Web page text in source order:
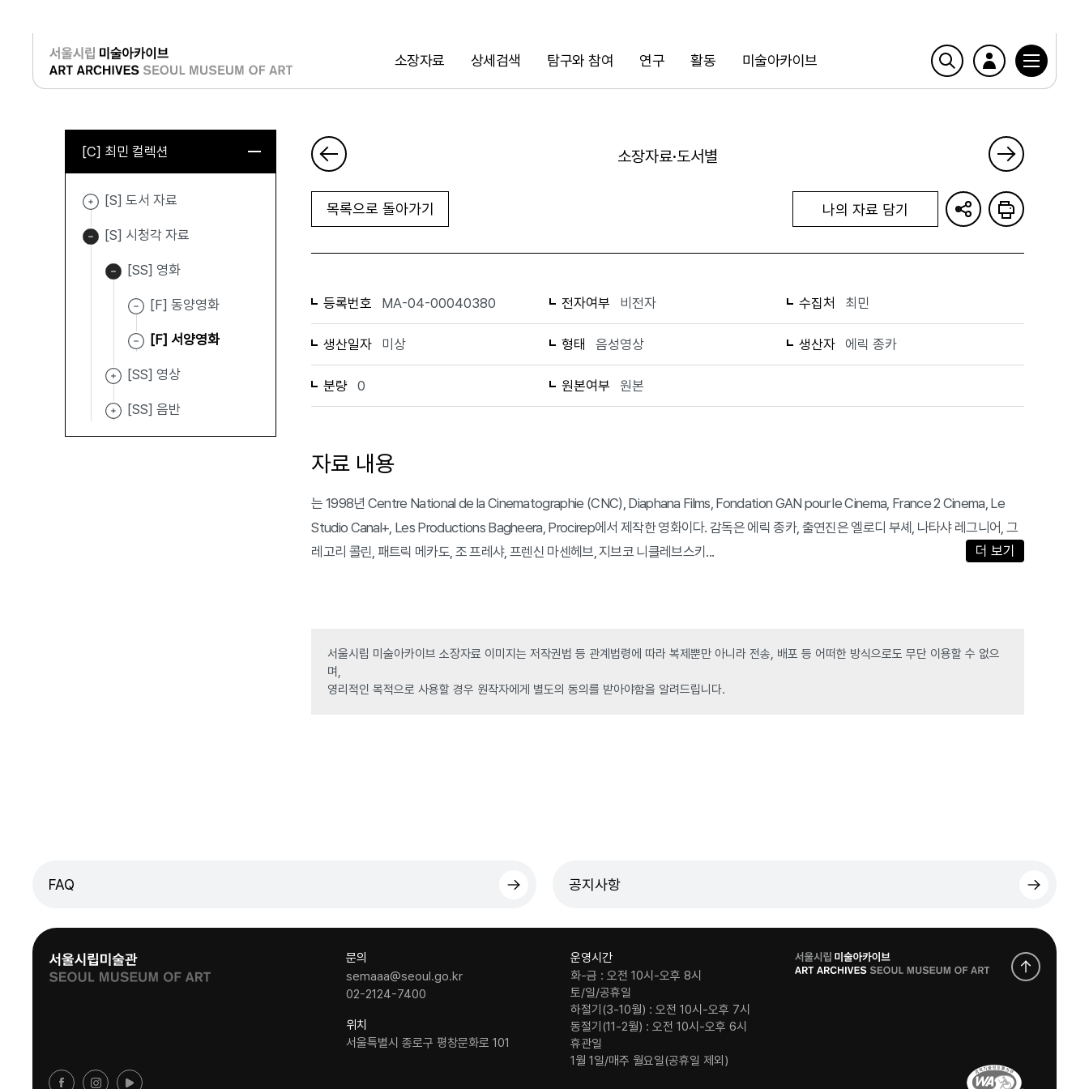
소장자료 상세검색 탐구와 참여 연구 활동 미술아카이브
검색
로그인
[C] 최민 컬렉션
[S] 도서 자료
[S] 시청각 자료
[SS] 영화
[F] 동양영화
[F] 서양영화
[SS] 영상
[SS] 음반
소장자료·도서별
목록으로 돌아가기 나의 자료 담기
등록번호 MA-04-00040380 전자여부 비전자 수집처 최민
생산일자 미상 형태 음성영상 생산자 에릭 종카
분량 0 원본여부 원본
자료 내용
는 1998년 Centre National de la Cinematographie (CNC), Diaphana Films, Fondation GAN pour le Cinema, France 2 Cinema, Le
Studio Canal+, Les Productions Bagheera, Procirep에서 제작한 영화이다. 감독은 에릭 종카, 출연진은 엘로디 부셰, 나타샤 레그니어, 그
레고리 콜린, 패트릭 메카도, 조 프레샤, 프렌신 마센헤브, 지브코 니클레브스키...
더 보기
서울시립 미술아카이브 소장자료 이미지는 저작권법 등 관계법령에 따라 복제뿐만 아니라 전송, 배포 등 어떠한 방식으로도 무단 이용할 수 없으
며,
영리적인 목적으로 사용할 경우 원작자에게 별도의 동의를 받아야함을 알려드립니다.
FAQ 공지사항
문의
semaaa@seoul.go.kr
02-2124-7400
위치
서울특별시 종로구 평창문화로 101
운영시간
화-금 : 오전 10시-오후 8시
토/일/공휴일
하절기(3-10월) : 오전 10시-오후 7시
동절기(11-2월) : 오전 10시-오후 6시
휴관일
1월 1일/매주 월요일(공휴일 제외)
로
고